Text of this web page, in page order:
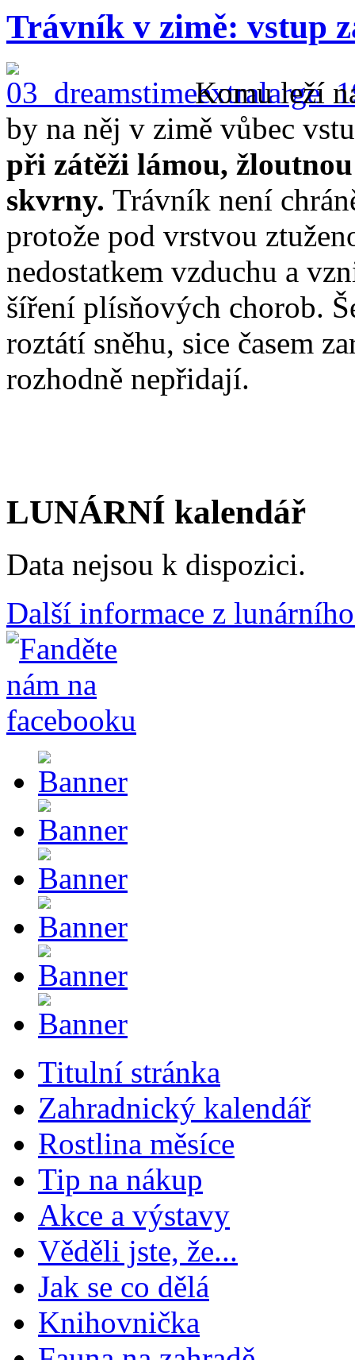
Trávník v zimě: vstup
Komu leží
by na něj v zimě vůbec
při zátěži lámou,
skvrny. Trávník není
protože pod vrstvou
nedostatkem vzduchu a
šíření plísňových chorob.
roztátí sněhu, sice časem
rozhodně nepřidají.
LUNÁRNÍ kalendář
Data nejsou k dispozici.
Další informace z
Titulní stránka
Zahradnický kalendář
Rostlina měsíce
Tip na nákup
Akce a výstavy
Věděli jste, že...
Jak se co dělá
Knihovnička